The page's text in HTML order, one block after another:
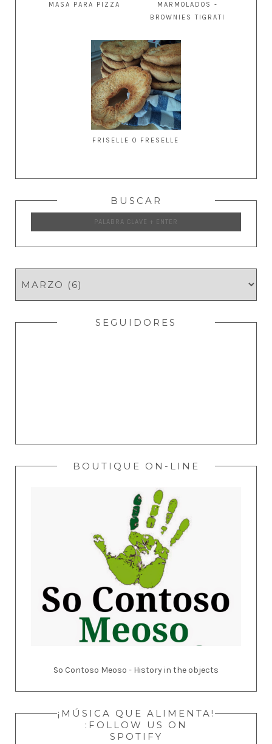
MASA PARA PIZZA
MARMOLADOS -
BROWNIES TIGRATI
FRISELLE O FRESELLE
BUSCAR
SEGUIDORES
BOUTIQUE ON-LINE
So Contoso Meoso - History in the objects
¡MÚSICA QUE ALIMENTA!
:FOLLOW US ON
SPOTIFY